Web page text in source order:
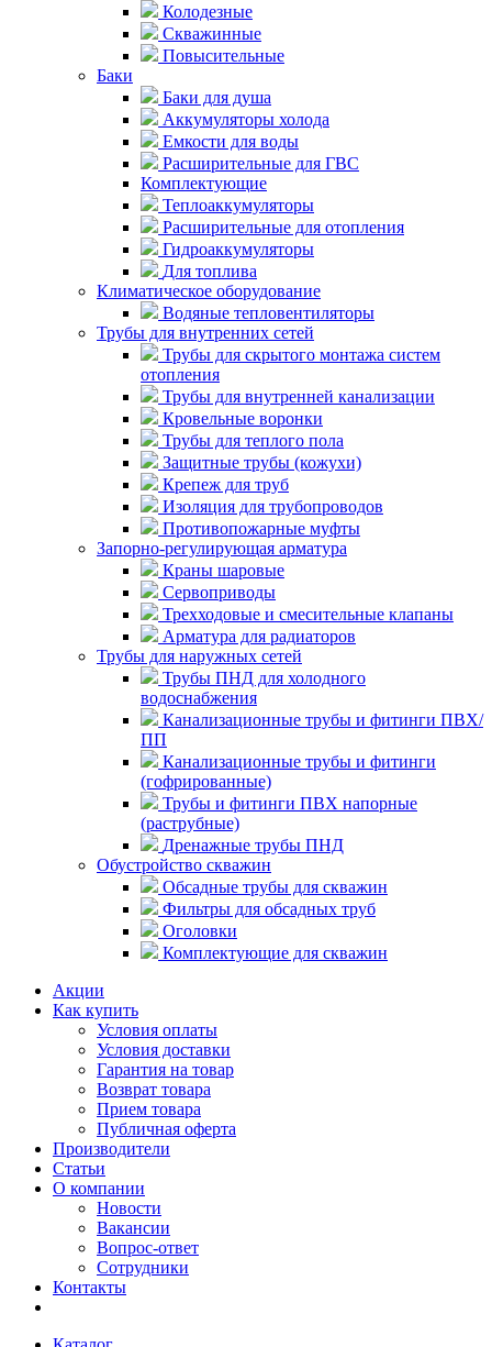
Колодезные
Скважинные
Повысительные
Баки
Баки для душа
Аккумуляторы холода
Емкости для воды
Расширительные для ГВС
Комплектующие
Теплоаккумуляторы
Расширительные для отопления
Гидроаккумуляторы
Для топлива
Климатическое оборудование
Водяные тепловентиляторы
Трубы для внутренних сетей
Трубы для скрытого монтажа систем
отопления
Трубы для внутренней канализации
Кровельные воронки
Трубы для теплого пола
Защитные трубы (кожухи)
Крепеж для труб
Изоляция для трубопроводов
Противопожарные муфты
Запорно-регулирующая арматура
Краны шаровые
Сервоприводы
Трехходовые и смесительные клапаны
Арматура для радиаторов
Трубы для наружных сетей
Трубы ПНД для холодного
водоснабжения
Канализационные трубы и фитинги ПВХ/
ПП
Канализационные трубы и фитинги
(гофрированные)
Трубы и фитинги ПВХ напорные
(раструбные)
Дренажные трубы ПНД
Обустройство скважин
Обсадные трубы для скважин
Фильтры для обсадных труб
Оголовки
Комплектующие для скважин
Акции
Как купить
Условия оплаты
Условия доставки
Гарантия на товар
Возврат товара
Прием товара
Публичная оферта
Производители
Статьи
О компании
Новости
Вакансии
Вопрос-ответ
Сотрудники
Контакты